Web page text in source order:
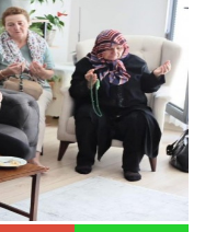
FOTO GALERİ
VİDEO GALERİ
KÜNYE
İLETİŞİM